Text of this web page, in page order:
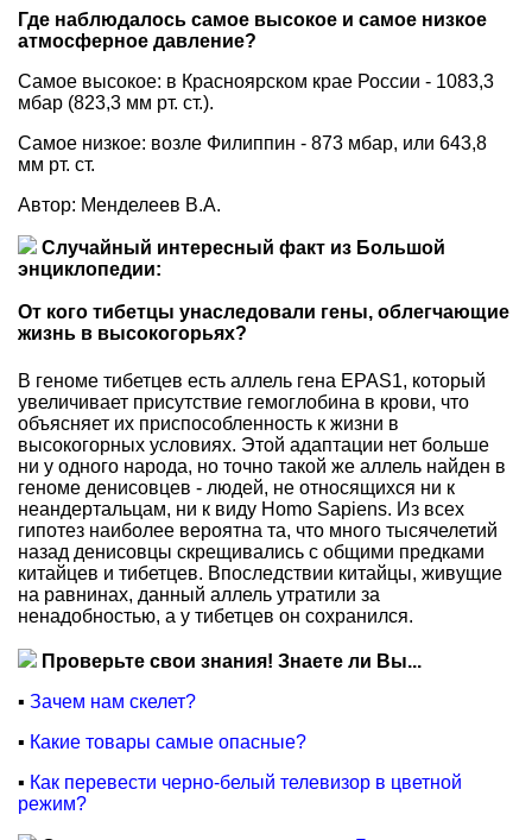
Где наблюдалось самое высокое и самое низкое
атмосферное давление?
Самое высокое: в Красноярском крае России - 1083,3
мбар (823,3 мм рт. ст.).
Самое низкое: возле Филиппин - 873 мбар, или 643,8
мм рт. ст.
Автор: Менделеев В.А.
Случайный интересный факт из Большой
энциклопедии:
От кого тибетцы унаследовали гены, облегчающие
жизнь в высокогорьях?
В геноме тибетцев есть аллель гена EPAS1, который
увеличивает присутствие гемоглобина в крови, что
объясняет их приспособленность к жизни в
высокогорных условиях. Этой адаптации нет больше
ни у одного народа, но точно такой же аллель найден в
геноме денисовцев - людей, не относящихся ни к
неандертальцам, ни к виду Homo Sapiens. Из всех
гипотез наиболее вероятна та, что много тысячелетий
назад денисовцы скрещивались с общими предками
китайцев и тибетцев. Впоследствии китайцы, живущие
на равнинах, данный аллель утратили за
ненадобностью, а у тибетцев он сохранился.
Проверьте свои знания! Знаете ли Вы...
▪ Зачем нам скелет?
▪ Какие товары самые опасные?
▪ Как перевести черно-белый телевизор в цветной
режим?